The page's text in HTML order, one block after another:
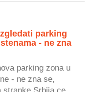
parking
- ne zna
parking zona u
- ne zna se,
stranke Srbija ce...